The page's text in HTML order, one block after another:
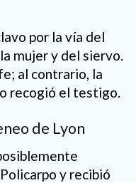
por la vía del
mujer y del siervo.
al contrario, la
recogió el testigo.
de Lyon
y recibió